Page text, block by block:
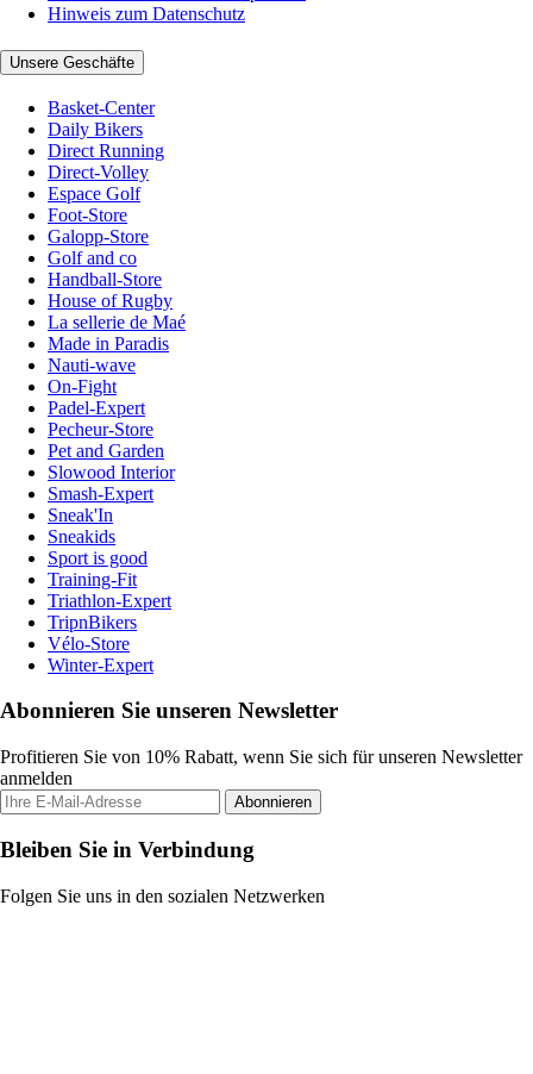
Hinweis zum Datenschutz
Unsere Geschäfte
Basket-Center
Daily Bikers
Direct Running
Direct-Volley
Espace Golf
Foot-Store
Galopp-Store
Golf and co
Handball-Store
House of Rugby
La sellerie de Maé
Made in Paradis
Nauti-wave
On-Fight
Padel-Expert
Pecheur-Store
Pet and Garden
Slowood Interior
Smash-Expert
Sneak'In
Sneakids
Sport is good
Training-Fit
Triathlon-Expert
TripnBikers
Vélo-Store
Winter-Expert
Abonnieren Sie unseren Newsletter
Profitieren Sie von 10% Rabatt, wenn Sie sich für unseren Newsletter
anmelden
Abonnieren
Bleiben Sie in Verbindung
Folgen Sie uns in den sozialen Netzwerken